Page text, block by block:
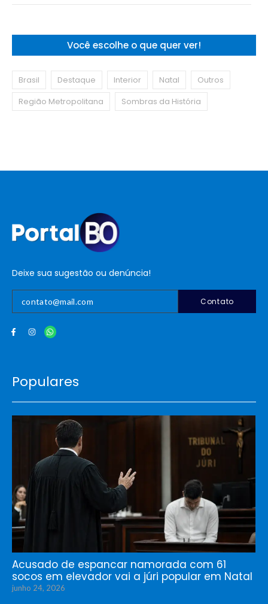
Você escolhe o que quer ver!
Brasil Destaque Interior Natal
Outros
Região Metropolitana
Sombras da História
Deixe sua sugestão ou denúncia!
Contato
Populares
Acusado de espancar namorada com 61
socos em elevador vai a júri popular em Natal
junho 24, 2026